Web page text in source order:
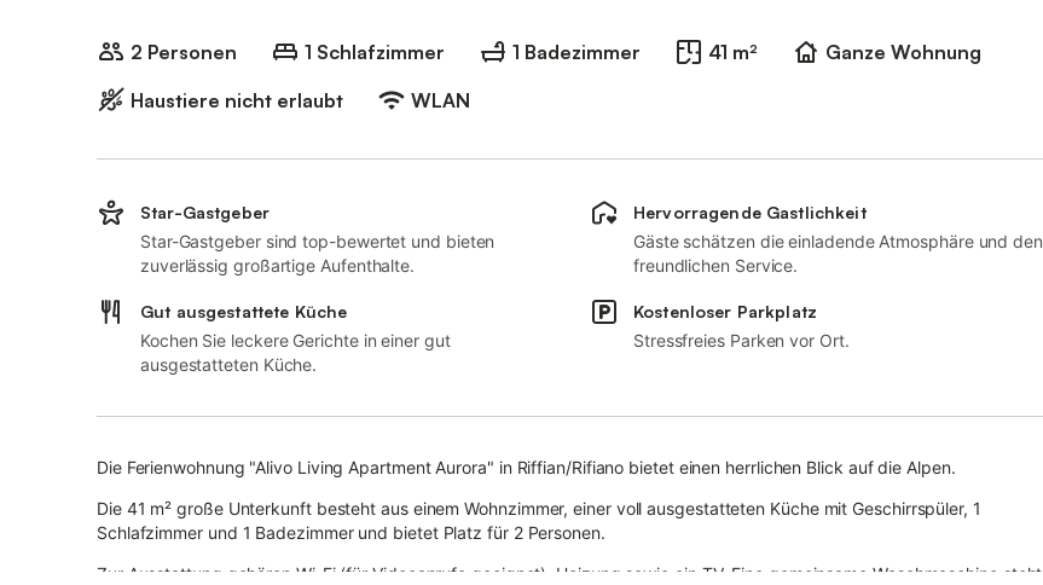
2 Personen 1 Schlafzimmer 1 Badezimmer 41 m²
Ganze Wohnung
Haustiere nicht erlaubt
WLAN
Star-Gastgeber
Star-Gastgeber sind top-bewertet und bieten
zuverlässig großartige Aufenthalte.
Hervorragende Gastlichkeit
Gäste schätzen die einladende Atmosphäre und den
freundlichen Service.
Gut ausgestattete Küche
Kochen Sie leckere Gerichte in einer gut
ausgestatteten Küche.
Kostenloser Parkplatz
Stressfreies Parken vor Ort.
Die Ferienwohnung "Alivo Living Apartment Aurora" in Riffian/Rifiano bietet einen herrlichen Blick auf die Alpen.
Die 41 m² große Unterkunft besteht aus einem Wohnzimmer, einer voll ausgestatteten Küche mit Geschirrspüler, 1
Schlafzimmer und 1 Badezimmer und bietet Platz für 2 Personen.
Zur Ausstattung gehören Wi-Fi (für Videoanrufe geeignet), Heizung sowie ein TV. Eine gemeinsame Waschmaschine steht